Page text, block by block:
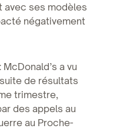
avec ses modèles
négativement
a vu
de résultats
trimestre,
des appels au
au Proche-